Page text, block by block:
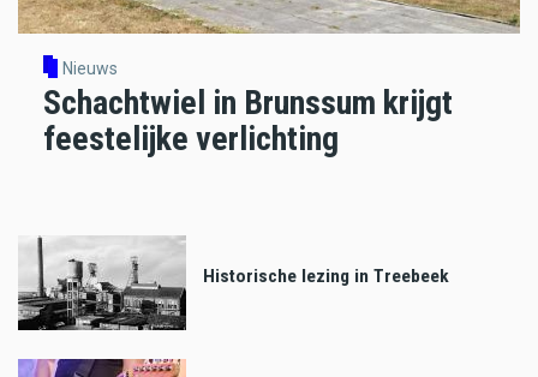
Nieuws
Schachtwiel in Brunssum krijgt
feestelijke verlichting
Historische lezing in Treebeek